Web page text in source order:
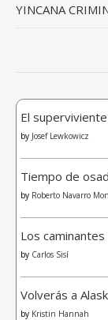
YINCANA
El
by Josef Lewkowicz
Tiempo de
by Roberto Navarro
Los caminantes
by Carlos Sisí
Volverás a
by Kristin Hannah